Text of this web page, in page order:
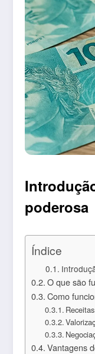
poderosa
Índice
O que são
Como
Vantagens